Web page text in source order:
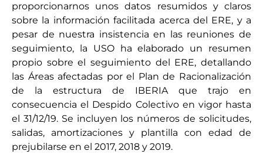
proporcionarnos unos datos resumidos y claros
sobre la información facilitada acerca del ERE, y a
pesar de nuestra insistencia en las reuniones de
seguimiento, la USO ha elaborado un resumen
propio sobre el seguimiento del ERE, detallando
las Áreas afectadas por el Plan de Racionalización
de la estructura de IBERIA que trajo en
consecuencia el Despido Colectivo en vigor hasta
el 31/12/19. Se incluyen los números de solicitudes,
salidas, amortizaciones y plantilla con edad de
prejubilarse en el 2017, 2018 y 2019.